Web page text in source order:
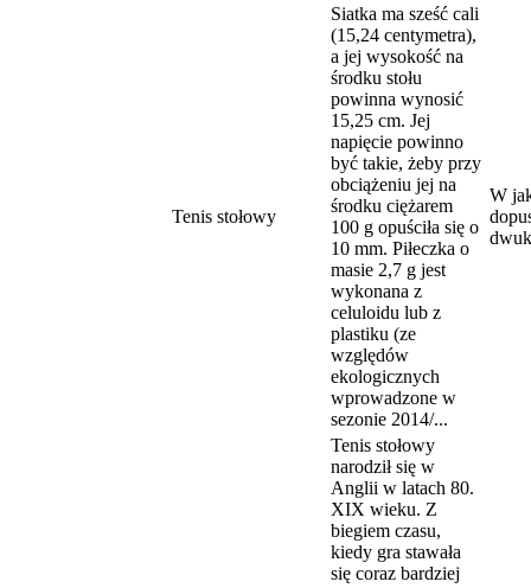
Tenis stołowy
Siatka ma sześć cali
(15,24 centymetra),
a jej wysokość na
środku stołu
powinna wynosić
15,25 cm. Jej
napięcie powinno
być takie, żeby przy
obciążeniu jej na
środku ciężarem
100 g opuściła się o
10 mm. Piłeczka o
masie 2,7 g jest
wykonana z
celuloidu lub z
plastiku (ze
względów
ekologicznych
wprowadzone w
sezonie 2014/...
W
Tenis stołowy
narodził się w
Anglii w latach 80.
XIX wieku. Z
biegiem czasu,
kiedy gra stawała
się coraz bardziej